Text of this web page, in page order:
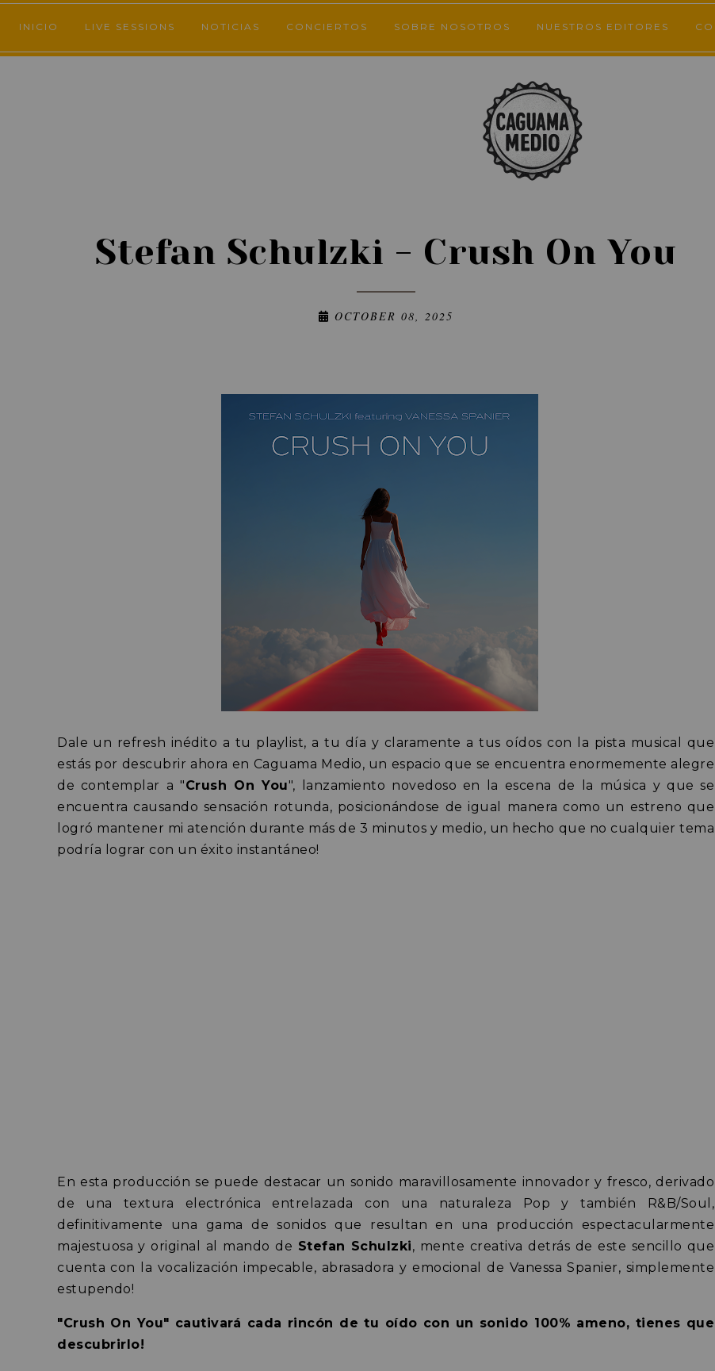
INICIO LIVE SESSIONS NOTICIAS CONCIERTOS SOBRE NOSOTROS NUESTROS EDITORES
Stefan Schulzki - Crush On You
OCTOBER 08, 2025
Dale un refresh inédito a tu playlist, a tu día y claramente a tus oídos con la pista musical que
estás por descubrir ahora en Caguama Medio, un espacio que se encuentra enormemente alegre
de contemplar a "Crush On You", lanzamiento novedoso en la escena de la música y que se
encuentra causando sensación rotunda, posicionándose de igual manera como un estreno que
logró mantener mi atención durante más de 3 minutos y medio, un hecho que no cualquier tema
podría lograr con un éxito instantáneo!
En esta producción se puede destacar un sonido maravillosamente innovador y fresco, derivado
de una textura electrónica entrelazada con una naturaleza Pop y también R&B/Soul,
definitivamente una gama de sonidos que resultan en una producción espectacularmente
majestuosa y original al mando de Stefan Schulzki, mente creativa detrás de este sencillo que
cuenta con la vocalización impecable, abrasadora y emocional de Vanessa Spanier, simplemente
estupendo!
"Crush On You" cautivará cada rincón de tu oído con un sonido 100% ameno, tienes que
descubrirlo!